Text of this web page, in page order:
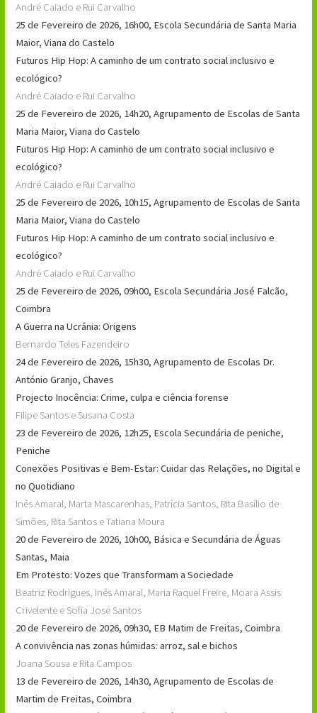
André Caiado e Rui Carvalho
25 de Fevereiro de 2026, 16h00, Escola Secundária de Santa Maria
Maior, Viana do Castelo
Futuros Hip Hop: A caminho de um contrato social inclusivo e
ecológico?
André Caiado e Rui Carvalho
25 de Fevereiro de 2026, 14h20, Agrupamento de Escolas de Santa
Maria Maior, Viana do Castelo
Futuros Hip Hop: A caminho de um contrato social inclusivo e
ecológico?
André Caiado e Rui Carvalho
25 de Fevereiro de 2026, 10h15, Agrupamento de Escolas de Santa
Maria Maior, Viana do Castelo
Futuros Hip Hop: A caminho de um contrato social inclusivo e
ecológico?
André Caiado e Rui Carvalho
25 de Fevereiro de 2026, 09h00, Escola Secundária José Falcão,
Coimbra
A Guerra na Ucrânia: Origens
Bernardo Teles Fazendeiro
24 de Fevereiro de 2026, 15h30, Agrupamento de Escolas Dr.
António Granjo, Chaves
Projecto Inocência: Crime, culpa e ciência forense
Filipe Santos e Susana Costa
23 de Fevereiro de 2026, 12h25, Escola Secundária de peniche,
Peniche
Conexões Positivas e Bem-Estar: Cuidar das Relações, no Digital e
no Quotidiano
Inês Amaral, Marta Mascarenhas, Patrícia Santos, Rita Basílio de
Simões, Rita Santos e Tatiana Moura
20 de Fevereiro de 2026, 10h00, Básica e Secundária de Águas
Santas, Maia
Em Protesto: Vozes que Transformam a Sociedade
Beatriz Rodrigues, Inês Amaral, Maria Raquel Freire, Moara Assis
Crivelente e Sofia José Santos
20 de Fevereiro de 2026, 09h30, EB Matim de Freitas, Coimbra
A convivência nas zonas húmidas: arroz, sal e bichos
Joana Sousa e Rita Campos
13 de Fevereiro de 2026, 14h30, Agrupamento de Escolas de
Martim de Freitas, Coimbra